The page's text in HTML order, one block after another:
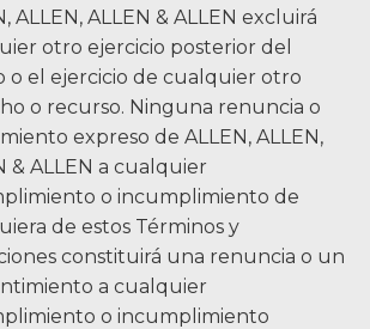
ALLEN, ALLEN & ALLEN excluirá
otro ejercicio posterior del
o el ejercicio de cualquier otro
o recurso. Ninguna renuncia o
expreso de ALLEN, ALLEN,
& ALLEN a cualquier
o incumplimiento de
de estos Términos y
constituirá una renuncia o un
a cualquier
o incumplimiento